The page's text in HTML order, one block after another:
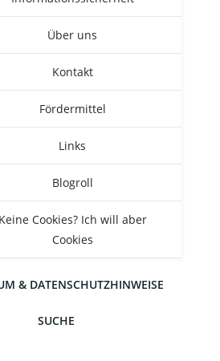
Über uns
Kon­takt
För­der­mit­tel
Links
Blogroll
Kei­ne Coo­kies? Ich will aber
Cookies
& DATENSCHUTZHINWEISE
SUCHE